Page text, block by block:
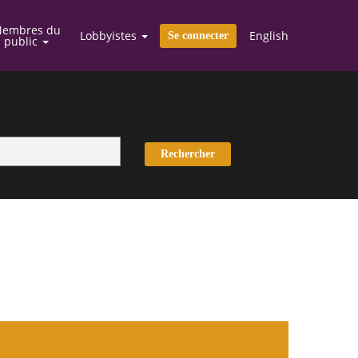
Se connecter
Lobbyistes
du
public English
Rechercher